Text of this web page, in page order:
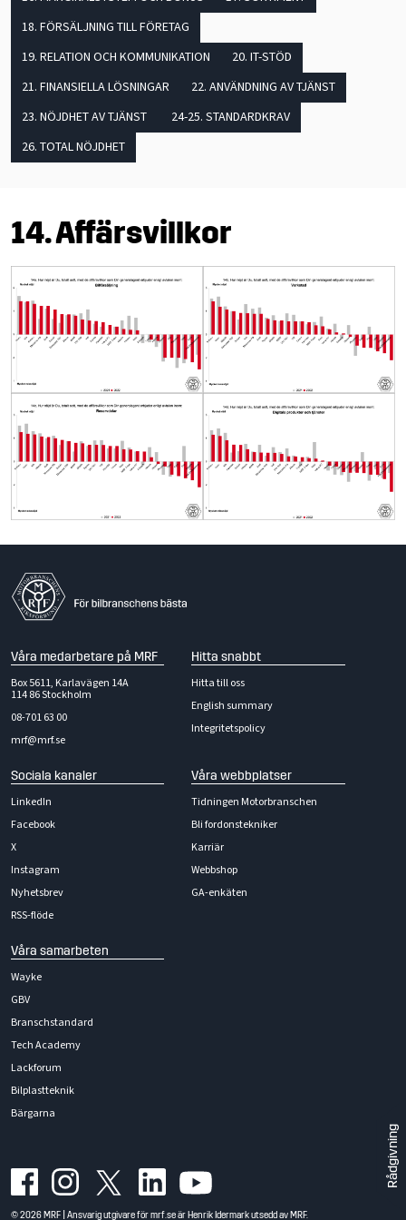
Rådgivning
18. FÖRSÄLJNING TILL FÖRETAG
19. RELATION OCH KOMMUNIKATION
20. IT-STÖD
21. FINANSIELLA LÖSNINGAR
22. ANVÄNDNING AV TJÄNST
23. NÖJDHET AV TJÄNST
24-25. STANDARDKRAV
26. TOTAL NÖJDHET
14. Affärsvillkor
Våra medarbetare på MRF
Box 5611, Karlavägen 14A
114 86 Stockholm
08-701 63 00
mrf@mrf.se
Hitta snabbt
Hitta till oss
English summary
Integritetspolicy
Sociala kanaler
LinkedIn
Facebook
X
Instagram
Nyhetsbrev
RSS-flöde
Våra webbplatser
Tidningen Motorbranschen
Bli fordonstekniker
Karriär
Webbshop
GA-enkäten
Våra samarbeten
Wayke
GBV
Branschstandard
Tech Academy
Lackforum
Bilplastteknik
Bärgarna
© 2026 MRF | Ansvarig utgivare för mrf.se är Henrik Idermark utsedd av MRF.